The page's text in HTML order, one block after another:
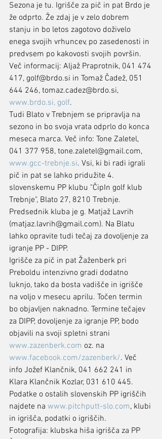
Sezona je tu. Igrišče za pič in pat Brdo je
že odprto. Že zdaj je v zelo dobrem
stanju in bo letos zagotovo doživelo
enega svojih vrhuncev, po zasedenosti in
predvsem po kakovosti svojih površin.
Več informacij: Aljaž Praprotnik, 041 474
417, golf@brdo.si in Tomaž Čadež, 051
644 246, tomaz.cadez@brdo.si,
www.brdo.si, golf.
Tudi Blato v Trebnjem se pripravlja na
sezono in bo svoja vrata odprlo do konca
meseca marca. Več info: Tone Zaletel,
041 377 958, tone.zaletel@gmail.com,
www.gcc-trebnje.si. Vsi, ki bi radi igrali
pič in pat se lahko pridužite 4.
slovenskemu PP klubu "ČipIn golf klub
Trebnje", Blato 27, 8210 Trebnje.
Predsednik kluba je g. Matjaž Lavrih
(matjaz.lavrih@gmail.com). Na Blatu
lahko opravite tudi tečaj za dovoljenje za
igranje PP - DIPP.
Igrišče za pič in pat Žaženberk pri
Preboldu intenzivno gradi dodatno
luknjo, tako da bosta vadišče in igrišče
na voljo v mesecu aprilu. Točen termin
bo objavljen naknadno. Termine tečajev
za DIPP, dovoljenje za igranje PP, bodo
objavili na svoji spletni strani
www.zazenberk.com oz. na
www.facebook.com/zazenberk/. Več
info Jožef Klančnik, 041 662 241 in
Klara Klančnik Kozlar, 031 610 445.
Podatke o ostalih slovenskih PP igriščih
najdete na www.pitchputt-slo.com, klubi
in igrišča, podatki o igriščih.
Fotografija: klubska hiša igrišča za PP